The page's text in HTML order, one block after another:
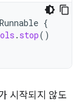
Runnable {
. stop()
시작되지 않도